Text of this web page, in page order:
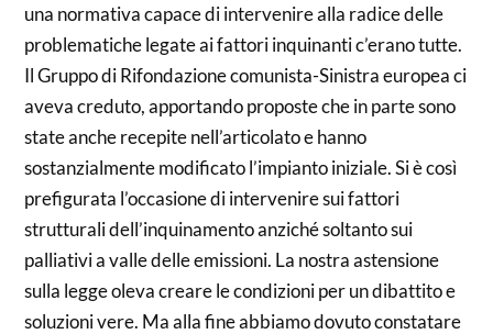
una normativa capace di intervenire alla radice delle
problematiche legate ai fattori inquinanti c’erano tutte.
Il Gruppo di Rifondazione comunista-Sinistra europea ci
aveva creduto, apportando proposte che in parte sono
state anche recepite nell’articolato e hanno
sostanzialmente modificato l’impianto iniziale. Si è così
prefigurata l’occasione di intervenire sui fattori
strutturali dell’inquinamento anziché soltanto sui
palliativi a valle delle emissioni. La nostra astensione
sulla legge oleva creare le condizioni per un dibattito e
soluzioni vere. Ma alla fine abbiamo dovuto constatare